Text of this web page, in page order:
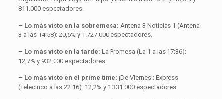
811.000 espectadores.
– Lo más visto en la sobremesa: Antena 3 Noticias 1 (Antena
3 a las 14:58): 20,5% y 1.727.000 espectadores.
– Lo más visto en la tarde: La Promesa (La 1 a las 17:36):
12,7% y 932.000 espectadores.
– Lo más visto en el prime time: ¡De Viernes!: Express
(Telecinco a las 22:16): 12,2% y 1.331.000 espectadores.